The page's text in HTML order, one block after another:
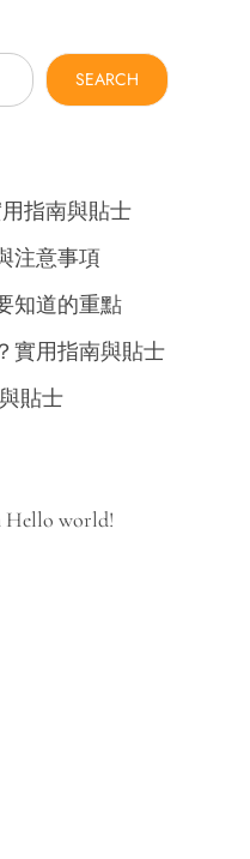
SEARCH
指南與貼士
注意事項
知道的重點
實用指南與貼士
貼士
Hello world!